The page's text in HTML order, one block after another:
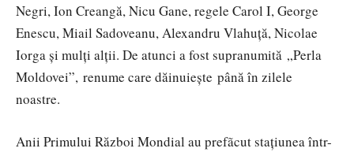
Negri, Ion Creangă, Nicu Gane, regele Carol I, George
Enescu, Miail Sadoveanu, Alexandru Vlahuță, Nicolae
Iorga și mulți alții. De atunci a fost supranumită „Perla
Moldovei”, renume care dăinuieşte până în zilele
noastre.
Anii Primului Război Mondial au prefãcut stațiunea într-